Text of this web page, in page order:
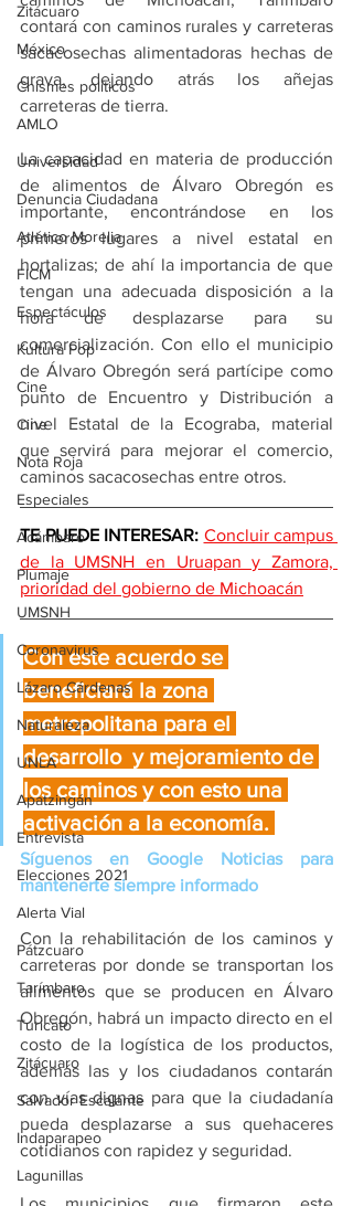
Zitácuaro
México
Chismes políticos
AMLO
Universidad
Denuncia Ciudadana
Atlético Morelia
FICM
Espectáculos
Kultura Pop
Cine
Cine
Nota Roja
Especiales
Acámbaro
Plumaje
UMSNH
Coronavirus
Lázaro Cárdenas
Naturaleza
UNLA
Apatzingán
Entrevista
Elecciones 2021
Alerta Vial
Pátzcuaro
Tarímbaro
Turicato
Zitácuaro
Salvador Escalante
Indaparapeo
Lagunillas
contará con caminos rurales y carreteras
sacacosechas alimentadoras hechas de
grava, dejando atrás los añejas
carreteras de tierra.
La capacidad en materia de producción
de alimentos de Álvaro Obregón es
importante, encontrándose en los
primeros lugares a nivel estatal en
hortalizas; de ahí la importancia de que
tengan una adecuada disposición a la
hora de desplazarse para su
comercialización. Con ello el municipio
de Álvaro Obregón será partícipe como
punto de Encuentro y Distribución a
nivel Estatal de la Ecograba, material
que servirá para mejorar el comercio,
caminos sacacosechas entre otros.
TE PUEDE INTERESAR: Concluir campus
de la UMSNH en Uruapan y Zamora,
prioridad del gobierno de Michoacán
Con este acuerdo se
beneficiará la zona
metropolitana para el
desarrollo  y mejoramiento de
los caminos y con esto una
activación a la economía.
Síguenos en Google Noticias para
mantenerte siempre informado
Con la rehabilitación de los caminos y
carreteras por donde se transportan los
alimentos que se producen en Álvaro
Obregón, habrá un impacto directo en el
costo de la logística de los productos,
además las y los ciudadanos contarán
con vías dignas para que la ciudadanía
pueda desplazarse a sus quehaceres
cotidianos con rapidez y seguridad.